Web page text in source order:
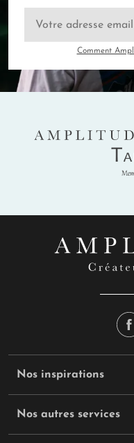
Comment
Nos inspirations
Nos autres services